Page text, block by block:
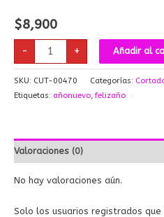
$8,900
- + Añadir al
SKU: CUT-00470 Categorías:
Etiquetas: añonuevo felizaño
Valoraciones (0)
No hay valoraciones aún.
Solo los usuarios registrados